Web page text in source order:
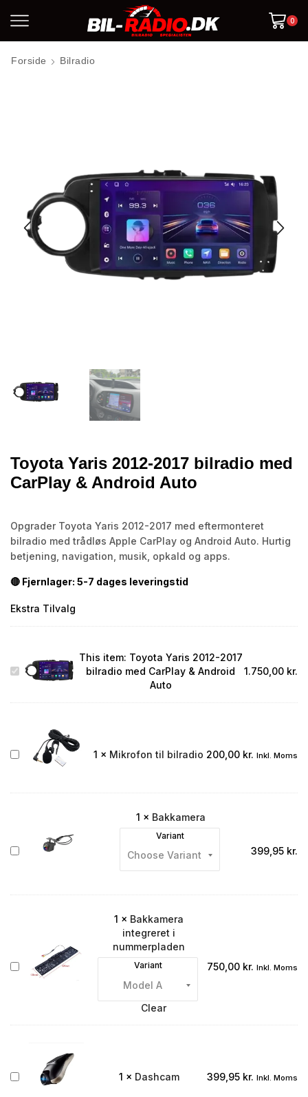
0
Forside Bilradio
Toyota Yaris 2012-2017 bilradio med
CarPlay & Android Auto
Opgrader Toyota Yaris 2012-2017 med eftermonteret
bilradio med trådløs Apple CarPlay og Android Auto. Hurtig
betjening, navigation, musik, opkald og apps.
🔴 Fjernlager: 5-7 dages leveringstid
Ekstra Tilvalg
Toyota
CarPlay
Auto
This item: Toyota Yaris 2012-2017
bilradio med CarPlay & Android
Auto
1.750,00 kr.
Mikrofon
1 × Mikrofon til bilradio 200,00 kr. Inkl. Moms
Bakkamera
1 × Bakkamera
Variant
399,95 kr.
Bakkamera
integreret
1 × Bakkamera
integreret i
nummerpladen
Variant
Clear
750,00 kr. Inkl. Moms
Dashcam 1 × Dashcam 399,95 kr. Inkl. Moms